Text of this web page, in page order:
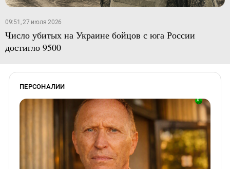
09:51, 27 июля 2026
Число убитых на Украине бойцов с юга России
достигло 9500
ПЕРСОНАЛИИ